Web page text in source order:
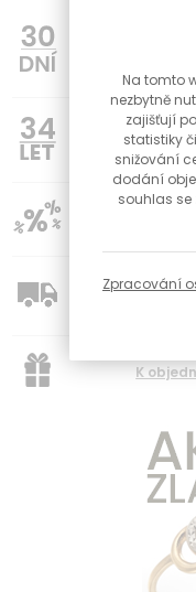
34
Poctivé
Slevy pro
K
Na tomto
nezbytně
zajišťují
statistiky
snižování
dodání
souhlas
Zpracování